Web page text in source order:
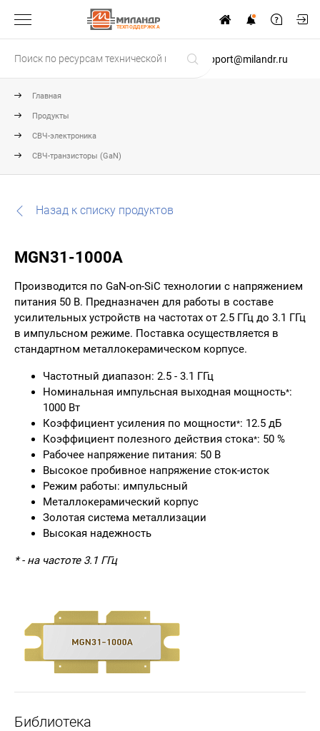
ТЕХПОДДЕРЖКА
support@milandr.ru
Главная
Продукты
СВЧ-электроника
СВЧ-транзисторы (GaN)
Назад к списку продуктов
MGN31-1000A
Производится по GaN-on-SiC технологии с напряжением
питания 50 В. Предназначен для работы в составе
усилительных устройств на частотах от 2.5 ГГц до 3.1 ГГц
в импульсном режиме. Поставка осуществляется в
стандартном металлокерамическом корпусе.
Частотный диапазон: 2.5 - 3.1 ГГц
Номинальная импульсная выходная мощность*:
1000 Вт
Коэффициент усиления по мощности*: 12.5 дБ
Коэффициент полезного действия стока*: 50 %
Рабочее напряжение питания: 50 В
Высокое пробивное напряжение сток-исток
Режим работы: импульсный
Металлокерамический корпус
Золотая система металлизации
Высокая надежность
* - на частоте 3.1 ГГц
Библиотека